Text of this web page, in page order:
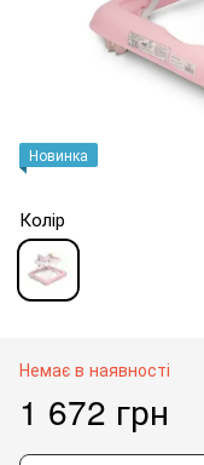
Новинка
Колір
Немає в наявності
1 672 грн